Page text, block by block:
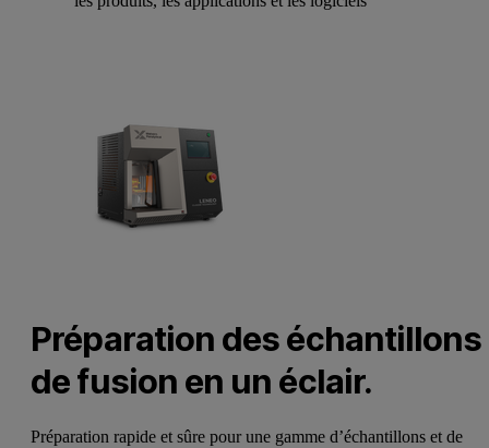
Préparation des échantillons
de fusion en un éclair.
Préparation rapide et sûre pour une gamme d’échantillons et de